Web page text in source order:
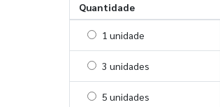
Quantidade
Selecionar 1 unidade
1 unidade
Selecionar 3 unidades
3 unidades
Selecionar 5 unidades
5 unidades